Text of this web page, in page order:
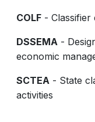
COLF -
DSSEMA -
economic
SCTEA - State
activities